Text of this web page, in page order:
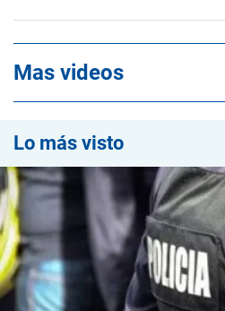
Mas videos
Lo más visto